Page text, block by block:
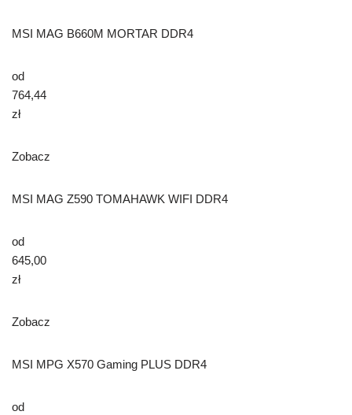
MSI MAG B660M MORTAR DDR4
od
764,44
zł
Zobacz
MSI MAG Z590 TOMAHAWK WIFI DDR4
od
645,00
zł
Zobacz
MSI MPG X570 Gaming PLUS DDR4
od